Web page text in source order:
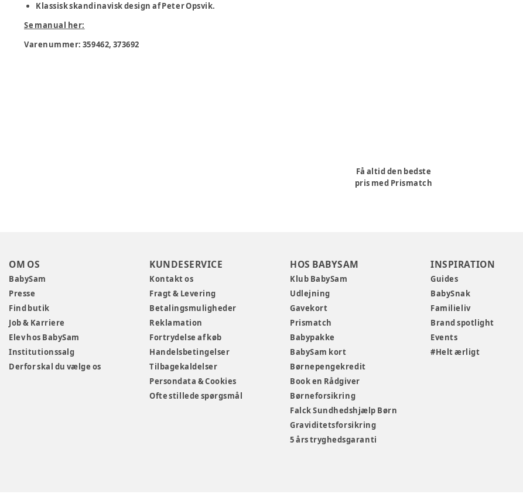
Klassisk skandinavisk design af Peter Opsvik.
Se manual her:
Varenummer: 359462, 373692
Få altid den bedste
pris med Prismatch
OM OS
BabySam
Presse
Find butik
Job & Karriere
Elev hos BabySam
Institutionssalg
Derfor skal du vælge os
KUNDESERVICE
Kontakt os
Fragt & Levering
Betalingsmuligheder
Reklamation
Fortrydelse af køb
Handelsbetingelser
Tilbagekaldelser
Persondata & Cookies
Ofte stillede spørgsmål
HOS BABYSAM
Klub BabySam
Udlejning
Gavekort
Prismatch
Babypakke
BabySam kort
Børnepengekredit
Book en Rådgiver
Børneforsikring
Falck Sundhedshjælp Børn
Graviditetsforsikring
5 års tryghedsgaranti
INSPIRATION
Guides
BabySnak
Familieliv
Brand spotlight
Events
#Helt ærligt